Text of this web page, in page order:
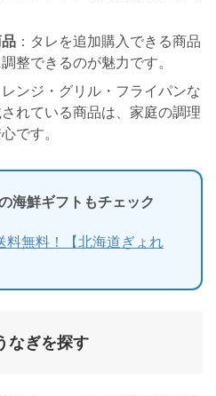
：タレを追加購入できる商品
整できるのが魅力です。
レンジ・グリル・フライパンな
れている商品は、家庭の調理
です。
海鮮ギフトもチェック
料無料！【北海道ぎょれ
なぎを探す